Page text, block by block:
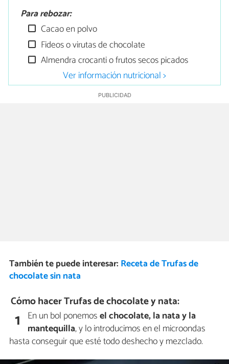
Para rebozar:
Cacao en polvo
Fideos o virutas de chocolate
Almendra crocanti o frutos secos picados
Ver información nutricional >
También te puede interesar: Receta de Trufas de
chocolate sin nata
Cómo hacer Trufas de chocolate y nata:
1 En un bol ponemosel chocolate, la nata y la
mantequilla, y lo introducimos en el microondas
hasta conseguir que esté todo deshecho y mezclado.